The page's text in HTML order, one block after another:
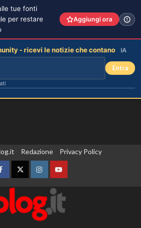
Redazione Privacy Policy
FacebookTwitterInstagramYouTube
tue fonti
per restare
Aggiungi ora
- ricevi le notizie che contano IA
Entra